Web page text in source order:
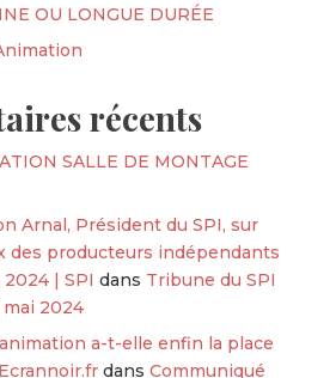
OU LONGUE DURÉE
récents
SALLE DE MONTAGE
Arnal, Président du SPI, sur
des producteurs indépendants
2024 | SPI dans Tribune du SPI
mai 2024
a-t-elle enfin la place
dans Communiqué